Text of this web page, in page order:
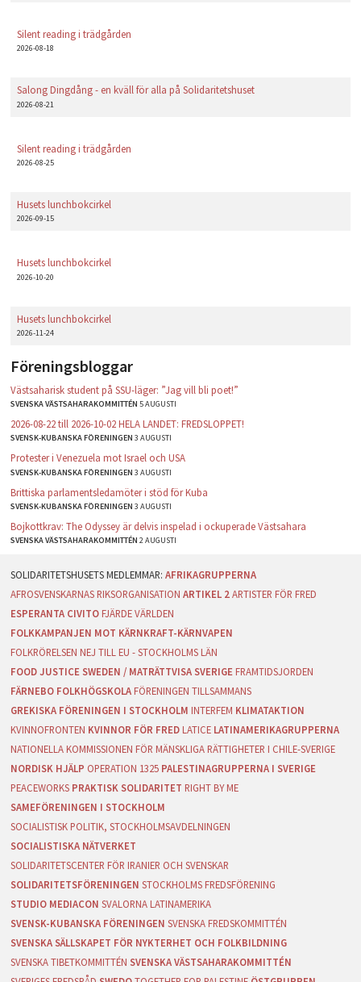
Silent reading i trädgården
2026-08-18
Salong Dingdång - en kväll för alla på Solidaritetshuset
2026-08-21
Silent reading i trädgården
2026-08-25
Husets lunchbokcirkel
2026-09-15
Husets lunchbokcirkel
2026-10-20
Husets lunchbokcirkel
2026-11-24
Föreningsbloggar
Västsaharisk student på SSU-läger: ”Jag vill bli poet!”
SVENSKA VÄSTSAHARAKOMMITTÉN5 AUGUSTI
2026-08-22 till 2026-10-02 HELA LANDET: FREDSLOPPET!
SVENSK-KUBANSKA FÖRENINGEN3 AUGUSTI
Protester i Venezuela mot Israel och USA
SVENSK-KUBANSKA FÖRENINGEN3 AUGUSTI
Brittiska parlamentsledamöter i stöd för Kuba
SVENSK-KUBANSKA FÖRENINGEN3 AUGUSTI
Bojkottkrav: The Odyssey är delvis inspelad i ockuperade Västsahara
SVENSKA VÄSTSAHARAKOMMITTÉN2 AUGUSTI
AFRIKAGRUPPERNA
AFROSVENSKARNAS RIKSORGANISATION ARTIKEL 2 ARTISTER FÖR FRED
ESPERANTA CIVITO FJÄRDE VÄRLDEN
FOLKKAMPANJEN MOT KÄRNKRAFT-KÄRNVAPEN
FOLKRÖRELSEN NEJ TILL EU - STOCKHOLMS LÄN
FOOD JUSTICE SWEDEN / MATRÄTTVISA SVERIGE FRAMTIDSJORDEN
FÄRNEBO FOLKHÖGSKOLA FÖRENINGEN TILLSAMMANS
GREKISKA FÖRENINGEN I STOCKHOLM INTERFEM KLIMATAKTION
KVINNOFRONTEN KVINNOR FÖR FRED LATICE LATINAMERIKAGRUPPERNA
NATIONELLA KOMMISSIONEN FÖR MÄNSKLIGA RÄTTIGHETER I CHILE-SVERIGE
NORDISK HJÄLP OPERATION 1325 PALESTINAGRUPPERNA I SVERIGE
PEACEWORKS PRAKTISK SOLIDARITET RIGHT BY ME
SAMEFÖRENINGEN I STOCKHOLM
SOCIALISTISK POLITIK, STOCKHOLMSAVDELNINGEN
SOCIALISTISKA NÄTVERKET
SOLIDARITETSCENTER FÖR IRANIER OCH SVENSKAR
SOLIDARITETSFÖRENINGEN STOCKHOLMS FREDSFÖRENING
STUDIO MEDIACON SVALORNA LATINAMERIKA
SVENSK-KUBANSKA FÖRENINGEN SVENSKA FREDSKOMMITTÉN
SVENSKA SÄLLSKAPET FÖR NYKTERHET OCH FOLKBILDNING
SVENSKA TIBETKOMMITTÉN SVENSKA VÄSTSAHARAKOMMITTÉN